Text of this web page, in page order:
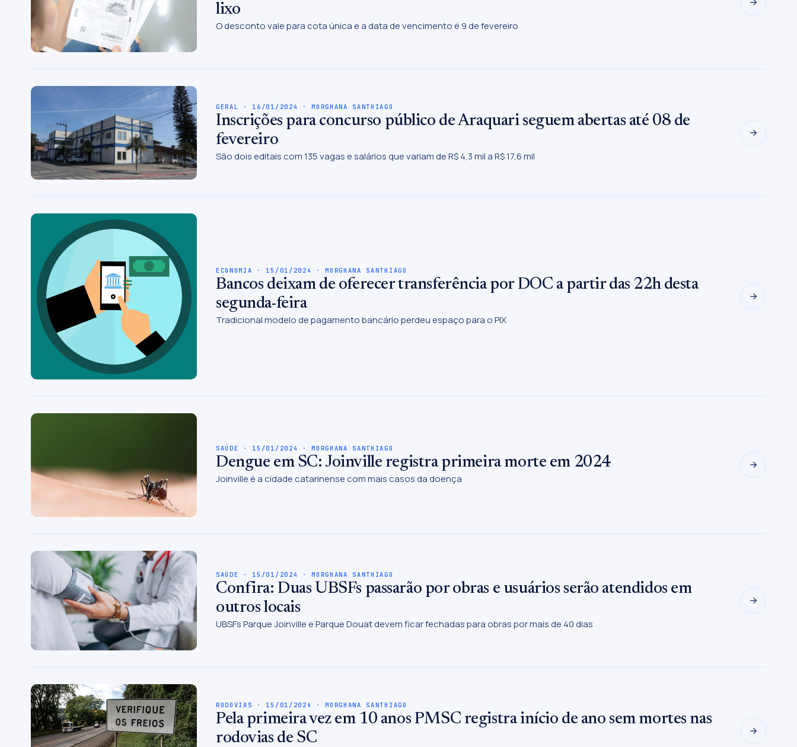
lixo
O desconto vale para cota única e a data de vencimento é 9 de fevereiro
GERAL · 16/01/2024 · MORGHANA SANTHIAGO
Inscrições para concurso público de Araquari seguem abertas até 08 de
fevereiro
São dois editais com 135 vagas e salários que variam de R$ 4,3 mil a R$ 17,6 mil
ECONOMIA · 15/01/2024 · MORGHANA SANTHIAGO
Bancos deixam de oferecer transferência por DOC a partir das 22h desta
segunda-feira
Tradicional modelo de pagamento bancário perdeu espaço para o PIX
SAÚDE · 15/01/2024 · MORGHANA SANTHIAGO
Dengue em SC: Joinville registra primeira morte em 2024
Joinville é a cidade catarinense com mais casos da doença
SAÚDE · 15/01/2024 · MORGHANA SANTHIAGO
Confira: Duas UBSFs passarão por obras e usuários serão atendidos em
outros locais
UBSFs Parque Joinville e Parque Douat devem ficar fechadas para obras por mais de 40 dias
RODOVIAS · 15/01/2024 · MORGHANA SANTHIAGO
Pela primeira vez em 10 anos PMSC registra início de ano sem mortes nas
rodovias de SC